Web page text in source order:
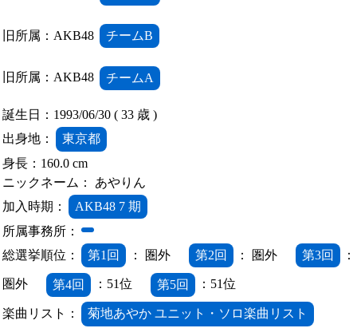
旧所属：AKB48 チームB
旧所属：AKB48 チームA
誕生日：1993/06/30 ( 33 歳 )
出身地：
東京都
身長：160.0 cm
ニックネーム： あやりん
加入時期：
AKB48 7 期
所属事務所：
総選挙順位：
第1回 ： 圏外 第2回 ： 圏外 第3回 ：
圏外 第4回 ：51位 第5回 ：51位
楽曲リスト： 菊地あやか ユニット・ソロ楽曲リスト